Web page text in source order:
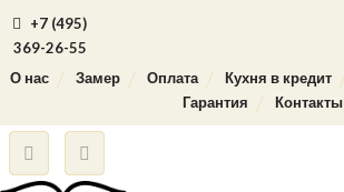
+7 (495)
369-26-55
О нас
Замер Оплата Кухня в кредит
Гарантия
Контакты